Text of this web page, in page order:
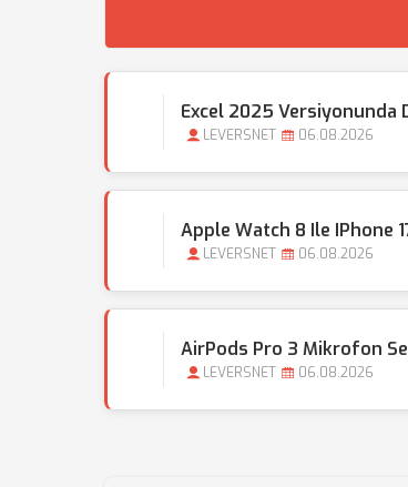
Excel 2025 Versiyonunda
LEVERSNET 06.08.2026
Apple Watch 8 Ile IPhone
LEVERSNET 06.08.2026
AirPods Pro 3 Mikrofon
LEVERSNET 06.08.2026